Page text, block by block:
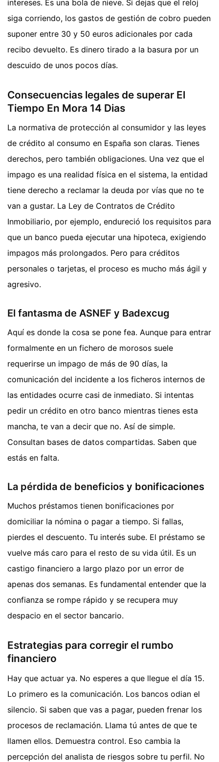
intereses. Es una bola de nieve. Si dejas que el reloj
siga corriendo, los gastos de gestión de cobro pueden
suponer entre 30 y 50 euros adicionales por cada
recibo devuelto. Es dinero tirado a la basura por un
descuido de unos pocos días.
Consecuencias legales de superar El
Tiempo En Mora 14 Dias
La normativa de protección al consumidor y las leyes
de crédito al consumo en España son claras. Tienes
derechos, pero también obligaciones. Una vez que el
impago es una realidad física en el sistema, la entidad
tiene derecho a reclamar la deuda por vías que no te
van a gustar. La Ley de Contratos de Crédito
Inmobiliario, por ejemplo, endureció los requisitos para
que un banco pueda ejecutar una hipoteca, exigiendo
impagos más prolongados. Pero para créditos
personales o tarjetas, el proceso es mucho más ágil y
agresivo.
El fantasma de ASNEF y Badexcug
Aquí es donde la cosa se pone fea. Aunque para entrar
formalmente en un fichero de morosos suele
requerirse un impago de más de 90 días, la
comunicación del incidente a los ficheros internos de
las entidades ocurre casi de inmediato. Si intentas
pedir un crédito en otro banco mientras tienes esta
mancha, te van a decir que no. Así de simple.
Consultan bases de datos compartidas. Saben que
estás en falta.
La pérdida de beneficios y bonificaciones
Muchos préstamos tienen bonificaciones por
domiciliar la nómina o pagar a tiempo. Si fallas,
pierdes el descuento. Tu interés sube. El préstamo se
vuelve más caro para el resto de su vida útil. Es un
castigo financiero a largo plazo por un error de
apenas dos semanas. Es fundamental entender que la
confianza se rompe rápido y se recupera muy
despacio en el sector bancario.
Estrategias para corregir el rumbo
financiero
Hay que actuar ya. No esperes a que llegue el día 15.
Lo primero es la comunicación. Los bancos odian el
silencio. Si saben que vas a pagar, pueden frenar los
procesos de reclamación. Llama tú antes de que te
llamen ellos. Demuestra control. Eso cambia la
percepción del analista de riesgos sobre tu perfil. No